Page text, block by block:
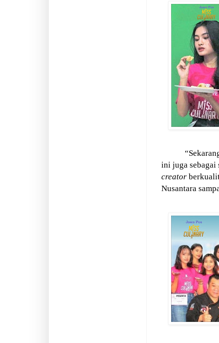
ini juga sebagai
creator
Nusantara